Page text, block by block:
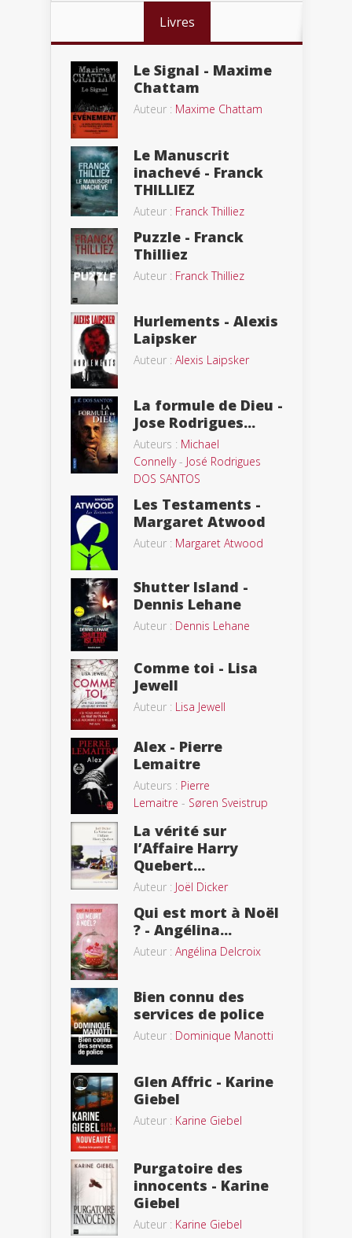
Livres
Le Signal - Maxime
Chattam
Auteur : Maxime Chattam
Le Manuscrit
inachevé - Franck
THILLIEZ
Auteur : Franck Thilliez
Puzzle - Franck
Thilliez
Auteur : Franck Thilliez
Hurlements - Alexis
Laipsker
Auteur : Alexis Laipsker
La formule de Dieu -
Jose Rodrigues...
Auteurs : Michael
Connelly- José Rodrigues
DOS SANTOS
Les Testaments -
Margaret Atwood
Auteur : Margaret Atwood
Shutter Island -
Dennis Lehane
Auteur : Dennis Lehane
Comme toi - Lisa
Jewell
Auteur : Lisa Jewell
Alex - Pierre
Lemaitre
Auteurs : Pierre
Lemaitre - Søren Sveistrup
La vérité sur
l’Affaire Harry
Quebert...
Auteur : Joël Dicker
Qui est mort à Noël
? - Angélina...
Auteur : Angélina Delcroix
Bien connu des
services de police
Auteur : Dominique Manotti
Glen Affric - Karine
Giebel
Auteur : Karine Giebel
Purgatoire des
innocents - Karine
Giebel
Auteur : Karine Giebel